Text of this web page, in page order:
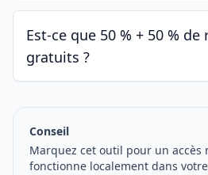
Est-ce que 50 % + 50 %
gratuits ?
Conseil
Marquez cet outil pour un accès
fonctionne localement dans